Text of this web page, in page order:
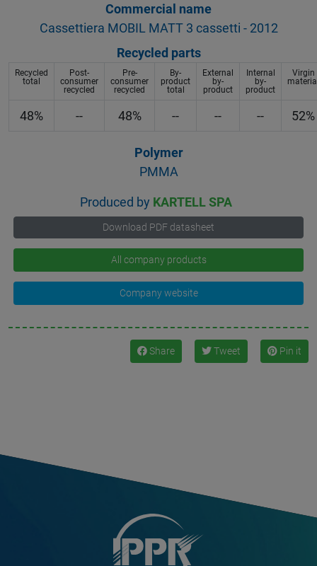
Commercial name
Cassettiera MOBIL MATT 3 cassetti - 2012
Recycled parts
Recycled
total
Post-
consumer
recycled
Pre-
consumer
recycled
By-
product
total
External
by-
product
Internal
by-
product
Virgin
48% -- 48% -- -- -- 52%
Polymer
PMMA
Produced by KARTELL SPA
Download PDF datasheet
All company products
Company website
Share Tweet Pin it